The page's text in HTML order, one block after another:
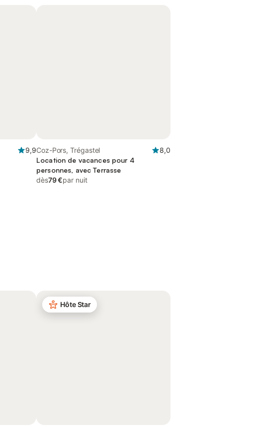
9,9Coz-Pors, Trégastel
8,0
Location de vacances pour 4
personnes, avec Terrasse
dès79 €par nuit
Hôte Star